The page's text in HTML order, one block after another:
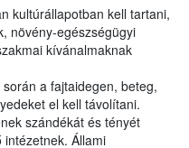
kultúrállapotban kell tartani,
növény-egészségügyi
kívánalmaknak
a fajtaidegen, beteg,
el kell távolítani.
szándékát és tényét
Állami